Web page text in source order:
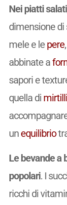
Nei piatti salati
dimensione
mele e le pere
abbinate a
sapori e
quella di mirtilli
un equilibrio
Le bevande a
popolari. I
ricchi di